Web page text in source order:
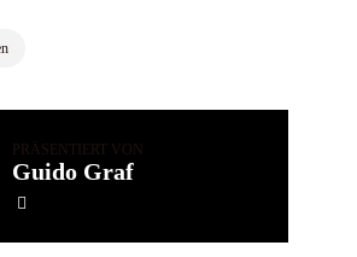
PRÄSENTIERT VON
Guido Graf